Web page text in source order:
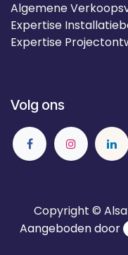
Algemene
Expertise
Expertise
Volg ons
Copyright ©
Aangeboden door